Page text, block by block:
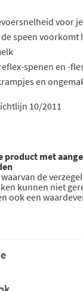
voor
speen voorkomt
spenen en -
en
10/2011
product met
de
kunnen niet
ook een